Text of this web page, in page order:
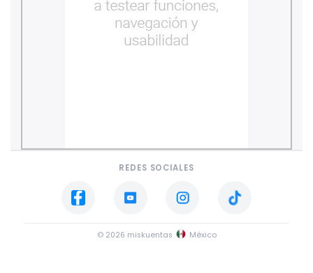
REDES SOCIALES
© 2026 miskuentas México